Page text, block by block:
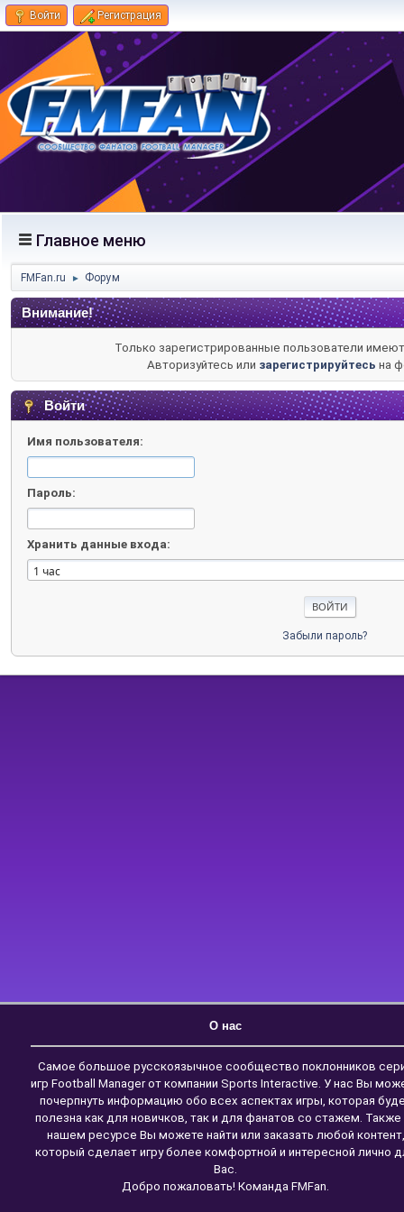
Войти Регистрация
Главное меню
FMFan.ru ► Форум
Внимание!
Только зарегистрированные пользователи
Авторизуйтесь или зарегистрируйтесь на
Войти
Имя пользователя:
Пароль:
Хранить данные входа:
Забыли пароль?
О нас
Самое большое русскоязычное сообщество поклонников
игр Football Manager от компании Sports Interactive. У нас Вы
почерпнуть информацию обо всех аспектах игры, которая
полезна как для новичков, так и для фанатов со стажем. Также
нашем ресурсе Вы можете найти или заказать любой контент,
который сделает игру более комфортной и интересной лично
Вас.
Добро пожаловать! Команда FMFan.